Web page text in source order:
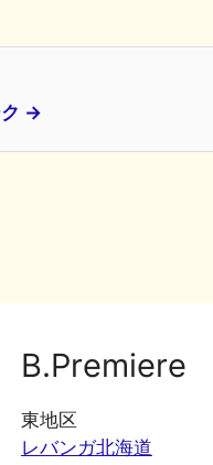
ク →
B.Premiere
東地区
レバンガ北海道